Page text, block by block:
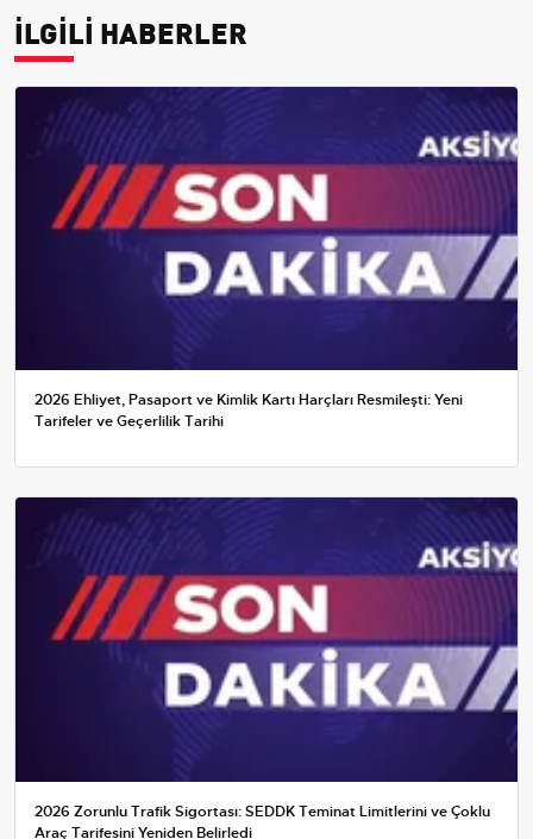
İLGİLİ HABERLER
2026 Ehliyet, Pasaport ve Kimlik Kartı Harçları Resmileşti: Yeni
Tarifeler ve Geçerlilik Tarihi
2026 Zorunlu Trafik Sigortası: SEDDK Teminat Limitlerini ve Çoklu
Araç Tarifesini Yeniden Belirledi